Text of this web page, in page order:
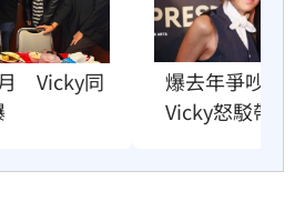
　Vicky同
爆去年爭吵
Vicky怒駁帶